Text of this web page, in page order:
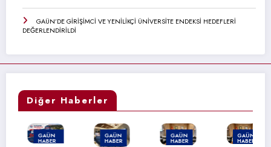
GAÜN’DE GİRİŞİMCİ VE YENİLİKÇİ ÜNİVERSİTE ENDEKSİ HEDEFLERİ
DEĞERLENDİRİLDİ
Diğer Haberler
GAÜN
HABER
GAÜN
HABER
GAÜN
HABER
GAÜN
HABER